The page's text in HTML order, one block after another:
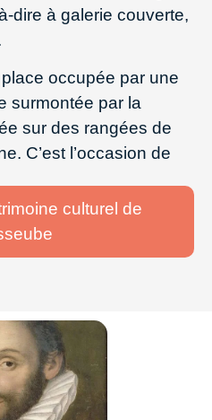
dire à galerie couverte,
occupée par une
surmontée par la
sur des rangées de
C’est l’occasion de
culturel de